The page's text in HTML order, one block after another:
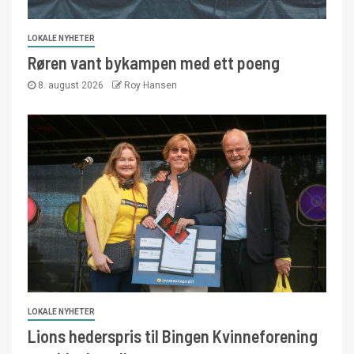
LOKALE NYHETER
Røren vant bykampen med ett poeng
8. august 2026 Roy Hansen
LOKALE NYHETER
Lions hederspris til Bingen Kvinneforening